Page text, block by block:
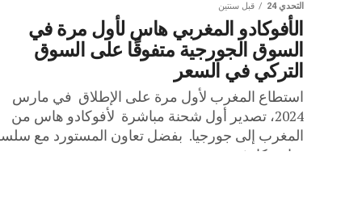
التحدي 24 قبل سنتين
الأفوكادو المغربي هاس لأول مرة في
السوق الجورجية متفوقًا على السوق
التركي في السعر
استطاع المغرب لأول مرة على الإطلاق في مارس
2024، تصدير أول شحنة مباشرة لأفوكادو هاس من
المغرب إلى جورجيا. بفضل تعاون المستورد مع
متاجر كارفور،...